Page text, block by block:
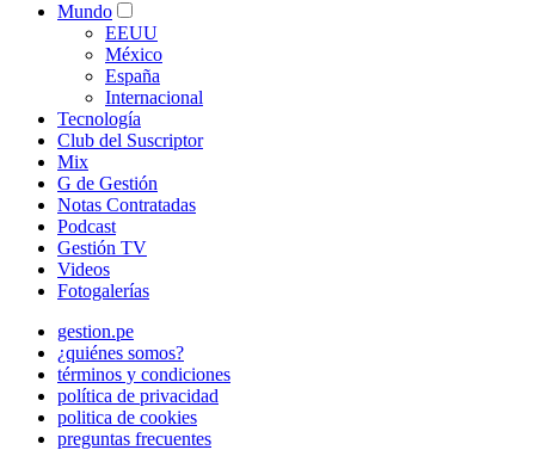
Mundo
EEUU
México
España
Internacional
Tecnología
Club del Suscriptor
Mix
G de Gestión
Notas Contratadas
Podcast
Gestión TV
Videos
Fotogalerías
gestion.pe
¿quiénes somos?
términos y condiciones
política de privacidad
politica de cookies
preguntas frecuentes